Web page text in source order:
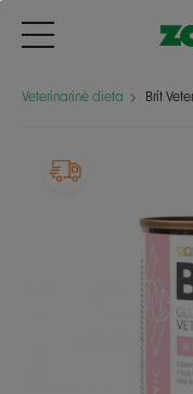
Veterinarinė dieta Brit